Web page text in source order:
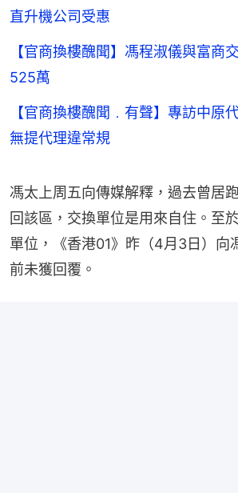
直升機公司受惠
【官商換樓醜聞】馮程淑儀與富
525萬
【官商換樓醜聞﹒有聲】專訪中
無提代理違常規
馮太上周五向傳媒解釋，過去曾居
回該區，交換單位是用來自住。至
單位，《香港01》昨（4月3日）向
前未獲回覆。